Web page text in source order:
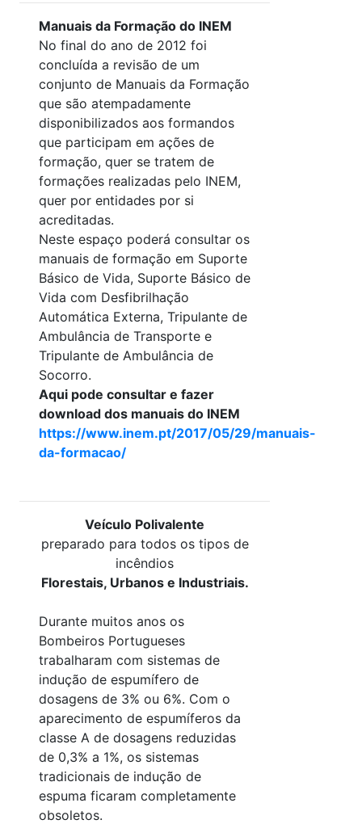
Manuais da Formação do INEM
No final do ano de 2012 foi
concluída a revisão de um
conjunto de Manuais da Formação
que são atempadamente
disponibilizados aos formandos
que participam em ações de
formação, quer se tratem de
formações realizadas pelo INEM,
quer por entidades por si
acreditadas.
Neste espaço poderá consultar os
manuais de formação em Suporte
Básico de Vida, Suporte Básico de
Vida com Desfibrilhação
Automática Externa, Tripulante de
Ambulância de Transporte e
Tripulante de Ambulância de
Socorro.
Aqui pode consultar e fazer
download dos manuais do INEM
https://www.inem.pt/2017/05/29/manuais-
da-formacao/
Veículo Polivalente
preparado para todos os tipos de
incêndios
Florestais, Urbanos e Industriais.
Durante muitos anos os
Bombeiros Portugueses
trabalharam com sistemas de
indução de espumífero de
dosagens de 3% ou 6%. Com o
aparecimento de espumíferos da
classe A de dosagens reduzidas
de 0,3% a 1%, os sistemas
tradicionais de indução de
espuma ficaram completamente
obsoletos.